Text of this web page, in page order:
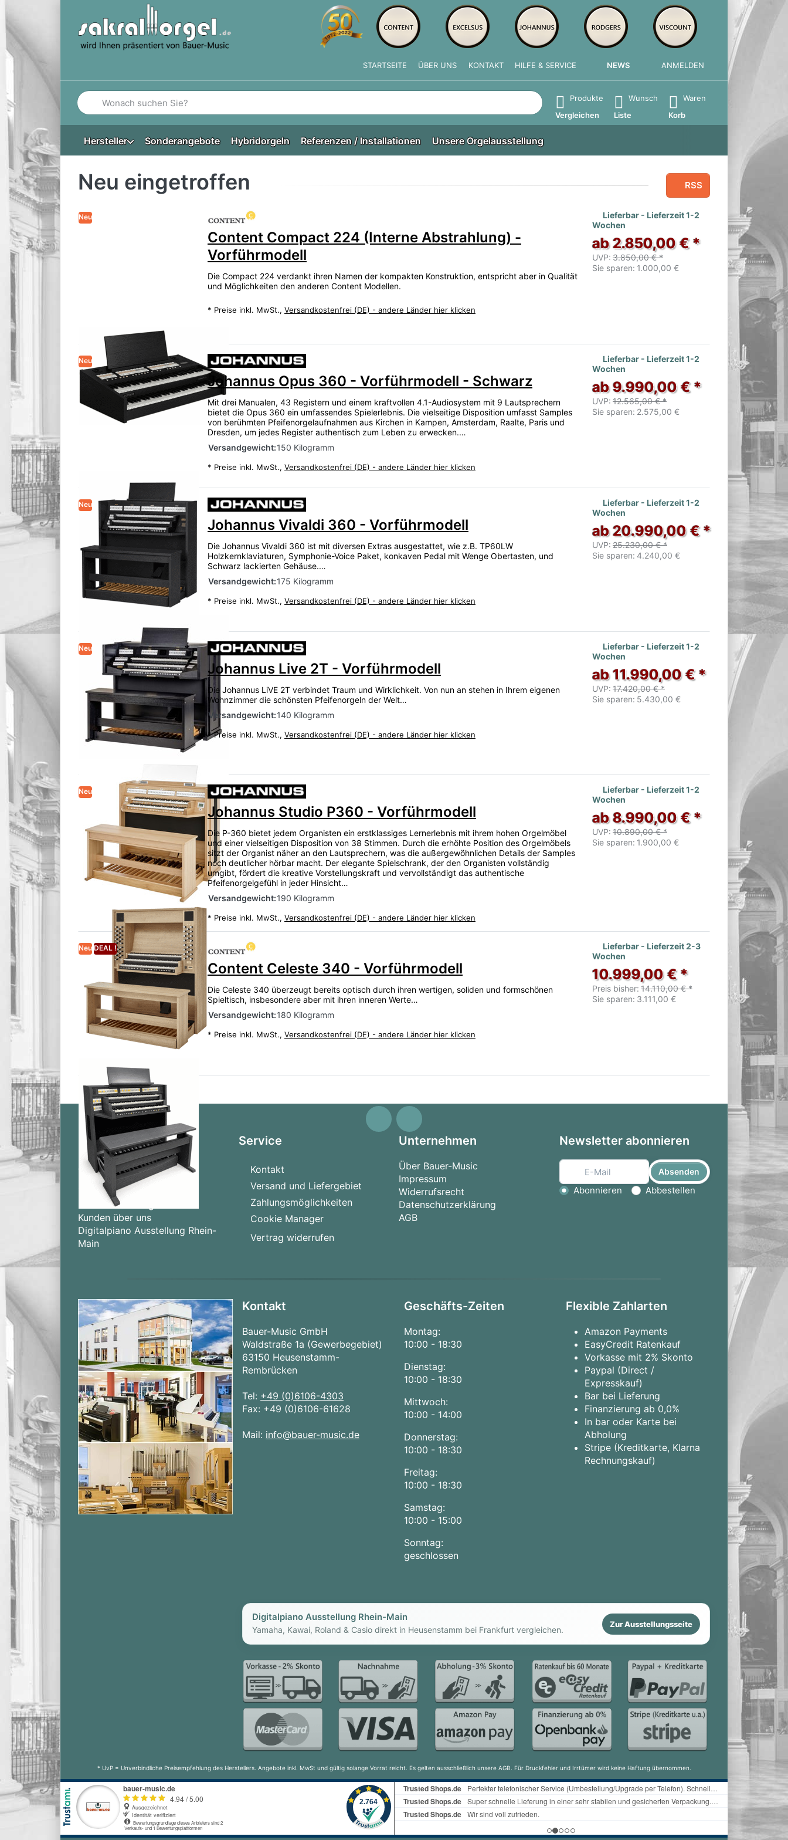
STARTSEITE ÜBER UNS KONTAKT HILFE & SERVICE NEWS ANMELDEN
Geben Sie einen Suchbegriff ein. Während Sie tippen, erscheinen automatisch erste Ergebnisse. Drücken Sie die Eingabetaste, um alle Ergebnisse aufzurufen.
Produkte
Vergleichen
Wunsch
Liste
Waren
Korb
Hersteller Sonderangebote Hybridorgeln Referenzen / Installationen Unsere Orgelausstellung
Neu eingetroffen RSS
Neu
Content Compact 224 (Interne Abstrahlung) -
Vorführmodell
Die Compact 224 verdankt ihren Namen der kompakten Konstruktion, entspricht aber in Qualität
und Möglichkeiten den anderen Content Modellen.
* Preise inkl. MwSt., Versandkostenfrei (DE) - andere Länder hier klicken
Lieferbar - Lieferzeit 1-2
Wochen
ab 2.850,00 € *
UVP: 3.850,00 € *
Sie sparen: 1.000,00 €
Neu
Johannus Opus 360 - Vorführmodell - Schwarz
Mit drei Manualen, 43 Registern und einem kraftvollen 4.1-Audiosystem mit 9 Lautsprechern
bietet die Opus 360 ein umfassendes Spielerlebnis. Die vielseitige Disposition umfasst Samples
von berühmten Pfeifenorgelaufnahmen aus Kirchen in Kampen, Amsterdam, Raalte, Paris und
Dresden, um jedes Register authentisch zum Leben zu erwecken.…
Versandgewicht:150 Kilogramm
* Preise inkl. MwSt., Versandkostenfrei (DE) - andere Länder hier klicken
Lieferbar - Lieferzeit 1-2
Wochen
ab 9.990,00 € *
UVP: 12.565,00 € *
Sie sparen: 2.575,00 €
Neu
Johannus Vivaldi 360 - Vorführmodell
Die Johannus Vivaldi 360 ist mit diversen Extras ausgestattet, wie z.B. TP60LW
Holzkernklaviaturen, Symphonie-Voice Paket, konkaven Pedal mit Wenge Obertasten, und
Schwarz lackierten Gehäuse.…
Versandgewicht:175 Kilogramm
* Preise inkl. MwSt., Versandkostenfrei (DE) - andere Länder hier klicken
Lieferbar - Lieferzeit 1-2
Wochen
ab 20.990,00 € *
UVP: 25.230,00 € *
Sie sparen: 4.240,00 €
Neu
Johannus Live 2T - Vorführmodell
Die Johannus LiVE 2T verbindet Traum und Wirklichkeit. Von nun an stehen in Ihrem eigenen
Wohnzimmer die schönsten Pfeifenorgeln der Welt…
Versandgewicht:140 Kilogramm
* Preise inkl. MwSt., Versandkostenfrei (DE) - andere Länder hier klicken
Lieferbar - Lieferzeit 1-2
Wochen
ab 11.990,00 € *
UVP: 17.420,00 € *
Sie sparen: 5.430,00 €
Neu
Johannus Studio P360 - Vorführmodell
Die P-360 bietet jedem Organisten ein erstklassiges Lernerlebnis mit ihrem hohen Orgelmöbel
und einer vielseitigen Disposition von 38 Stimmen. Durch die erhöhte Position des Orgelmöbels
sitzt der Organist näher an den Lautsprechern, was die außergewöhnlichen Details der Samples
noch deutlicher hörbar macht. Der elegante Spielschrank, der den Organisten vollständig
umgibt, fördert die kreative Vorstellungskraft und vervollständigt das authentische
Pfeifenorgelgefühl in jeder Hinsicht…
Versandgewicht:190 Kilogramm
* Preise inkl. MwSt., Versandkostenfrei (DE) - andere Länder hier klicken
Lieferbar - Lieferzeit 1-2
Wochen
ab 8.990,00 € *
UVP: 10.890,00 € *
Sie sparen: 1.900,00 €
Neu DEAL !
Content Celeste 340 - Vorführmodell
Die Celeste 340 überzeugt bereits optisch durch ihren wertigen, soliden und formschönen
Spieltisch, insbesondere aber mit ihren inneren Werte…
Versandgewicht:180 Kilogramm
* Preise inkl. MwSt., Versandkostenfrei (DE) - andere Länder hier klicken
Lieferbar - Lieferzeit 2-3
Wochen
10.999,00 € *
Preis bisher: 14.110,00 € *
Sie sparen: 3.111,00 €
Informationen
Alle Marken
Neu eingetroffen
Zuletzt angesehen
Produktliste vergleichen
Kunden über uns
Digitalpiano Ausstellung Rhein-
Main
Service
Kontakt
Versand und Liefergebiet
Zahlungsmöglichkeiten
Cookie Manager
Vertrag widerrufen
Unternehmen
Über Bauer-Music
Impressum
Widerrufsrecht
Datenschutzerklärung
AGB
Newsletter abonnieren
Absenden
Aktion wählen
Abonnieren Abbestellen
Kontakt
Bauer-Music GmbH
Waldstraße 1a (Gewerbegebiet)
63150 Heusenstamm-
Rembrücken
Tel: +49 (0)6106-4303
Fax: +49 (0)6106-61628
Mail: info@bauer-music.de
Geschäfts-Zeiten
Montag:
10:00 - 18:30
Dienstag:
10:00 - 18:30
Mittwoch:
10:00 - 14:00
Donnerstag:
10:00 - 18:30
Freitag:
10:00 - 18:30
Samstag:
10:00 - 15:00
Sonntag:
geschlossen
Flexible Zahlarten
Amazon Payments
EasyCredit Ratenkauf
Vorkasse mit 2% Skonto
Paypal (Direct /
Expresskauf)
Bar bei Lieferung
Finanzierung ab 0,0%
In bar oder Karte bei
Abholung
Stripe (Kreditkarte, Klarna
Rechnungskauf)
Digitalpiano Ausstellung Rhein-Main
Yamaha, Kawai, Roland & Casio direkt in Heusenstamm bei Frankfurt vergleichen.
Zur Ausstellungsseite
* UvP = Unverbindliche Preisempfehlung des Herstellers. Angebote inkl. MwSt und gültig solange Vorrat reicht. Es gelten ausschließlich unsere AGB. Für Druckfehler und Irrtümer wird keine Haftung übernommen.